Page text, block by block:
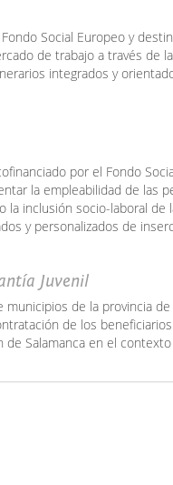
Social Europeo y
de trabajo a través de
integrados y
por el Fondo
la empleabilidad de las
la inclusión socio-laboral de
y personalizados de
Juvenil
de la provincia de
de los
Salamanca en el contexto